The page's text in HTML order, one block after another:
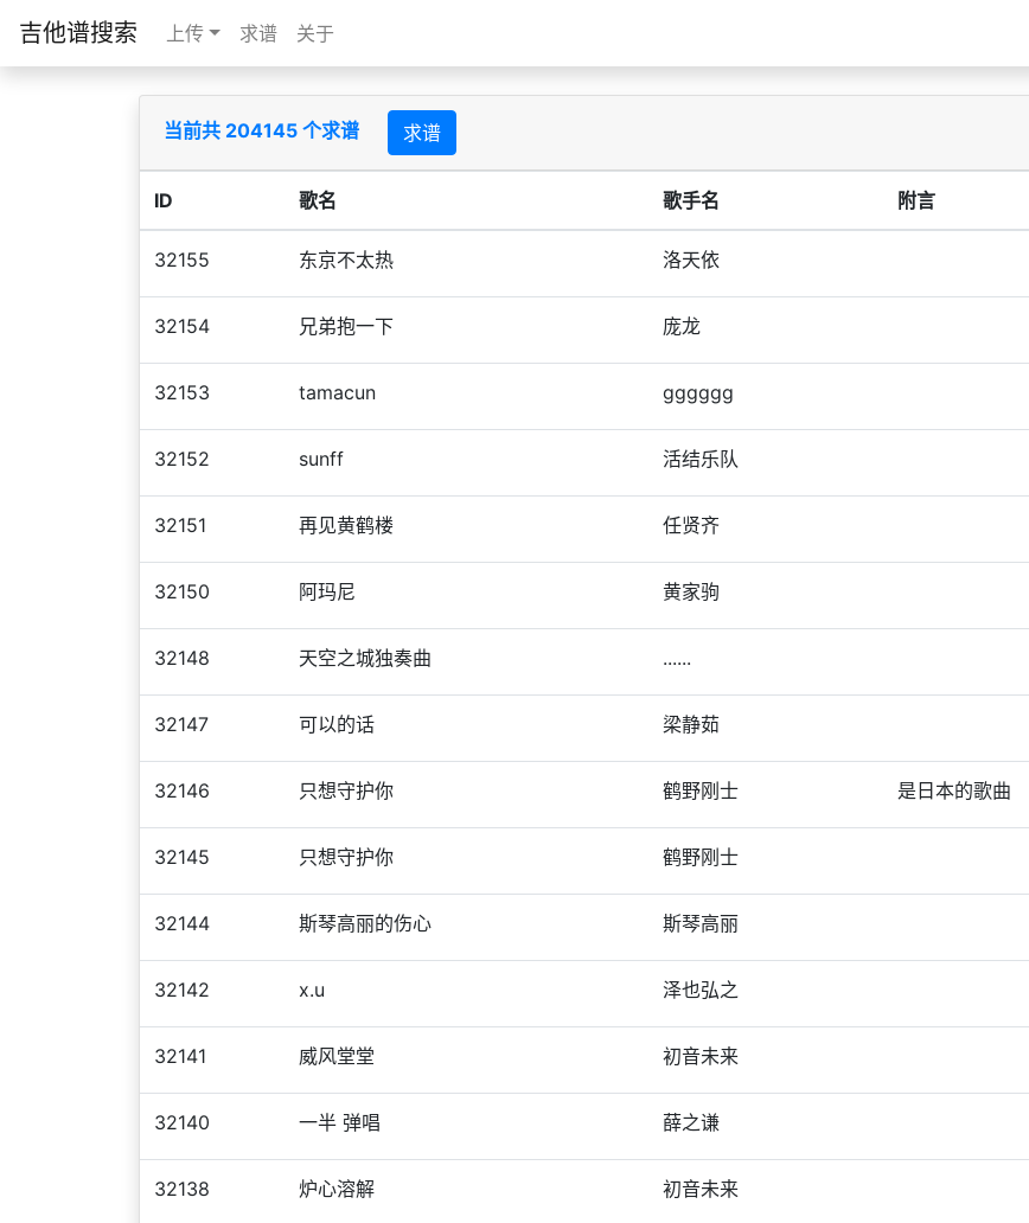
吉他谱搜索 上传 求谱 关于
当前共 204145 个求谱 求谱
ID 歌名 歌手名 附言
32155 东京不太热 洛天依
32154 兄弟抱一下 庞龙
32153 tamacun gggggg
32152 sunff 活结乐队
32151 再见黄鹤楼 任贤齐
32150 阿玛尼 黄家驹
32148 天空之城独奏曲 ......
32147 可以的话 梁静茹
32146 只想守护你 鹤野刚士 是日本的歌曲
32145 只想守护你 鹤野刚士
32144 斯琴高丽的伤心 斯琴高丽
32142 x.u 泽也弘之
32141 威风堂堂 初音未来
32140 一半 弹唱 薛之谦
32138 炉心溶解 初音未来